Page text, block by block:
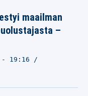
maailman
–
- 19:16